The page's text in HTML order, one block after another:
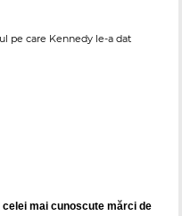
pe care Kennedy le-a dat
mai cunoscute mărci de